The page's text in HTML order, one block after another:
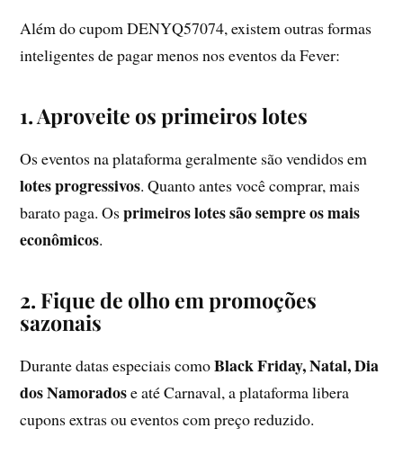
Além do cupom DENYQ57074, existem outras formas
inteligentes de pagar menos nos eventos da Fever:
1. Aproveite os primeiros lotes
Os eventos na plataforma geralmente são vendidos em
lotes progressivos. Quanto antes você comprar, mais
barato paga. Osprimeiros lotes são sempre os mais
econômicos.
2. Fique de olho em promoções
sazonais
Durante datas especiais comoBlack Friday, Natal, Dia
dos Namoradose até Carnaval, a plataforma libera
cupons extras ou eventos com preço reduzido.